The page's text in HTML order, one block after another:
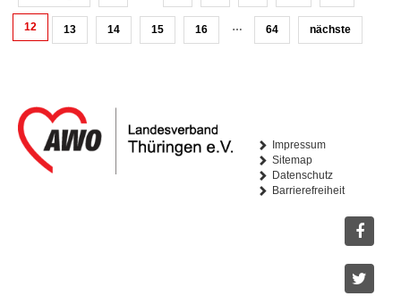
12 13 14 15 16 … 64 nächste
Impressum
Sitemap
Datenschutz
Barrierefreiheit